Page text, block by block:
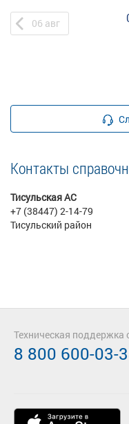
06 авг
Контакты
Тисульская АС
+7 (38447) 2-14-79
Тисульский район
Техническая поддержка
8 800 600-03-